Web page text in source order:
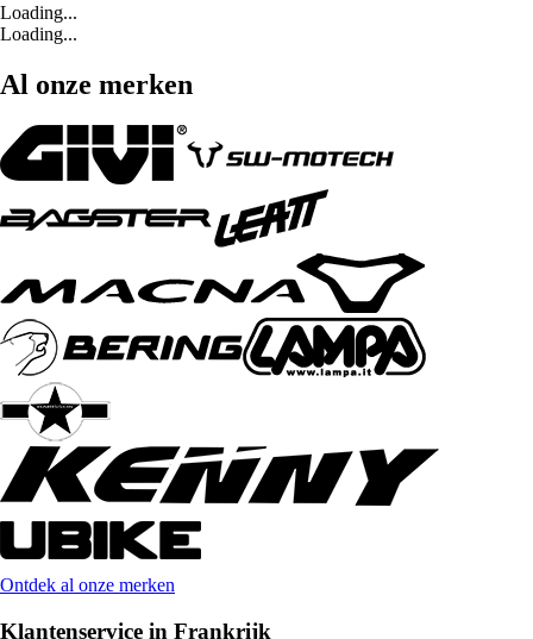
Loading...
Loading...
Al onze merken
Ontdek al onze merken
Klantenservice in Frankrijk